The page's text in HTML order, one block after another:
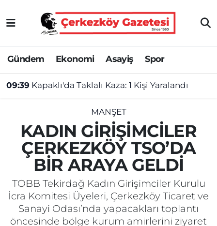
Gündem Ekonomi Asayiş Spor
09:39 Kapaklı'da Taklalı Kaza: 1 Kişi Yaralandı
MANŞET
KADIN GİRİŞİMCİLER
ÇERKEZKÖY TSO’DA
BİR ARAYA GELDİ
TOBB Tekirdağ Kadın Girişimciler Kurulu
İcra Komitesi Üyeleri, Çerkezköy Ticaret ve
Sanayi Odası’nda yapacakları toplantı
öncesinde bölge kurum amirlerini ziyaret
Asayiş
Ekonomi
Gündem
Kültür&Sanat
Manşet
SAĞLIK
Spor
Tekirdağ Nöbetçi Eczaneler
Tekirdağ Hava Durumu
Tekirdağ Namaz Vakitleri
Tekirdağ Trafik Yoğunluk Haritası
Süper Lig Puan Durumu ve Fikstür
Tüm Manşetler
Son Dakika Haberleri
Haber Arşivi